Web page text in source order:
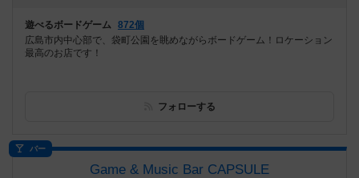
遊べるボードゲーム 872個
広島市内中心部で、袋町公園を眺めながらボードゲーム！ロケーション
最高のお店です！
フォローする
バー
Game & Music Bar CAPSULE